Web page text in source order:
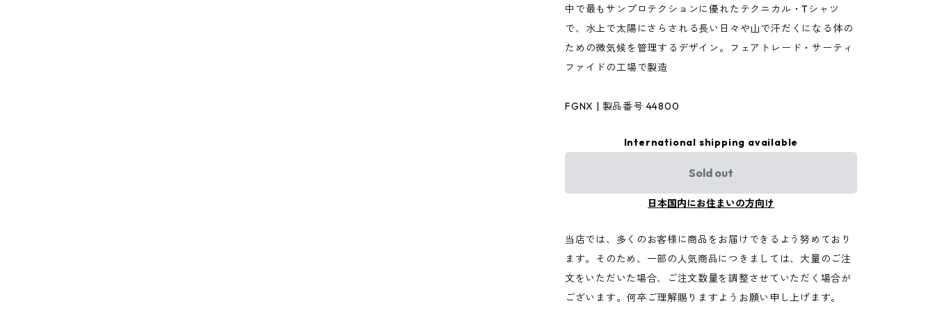
中で最もサンプロテクションに優れたテクニカル・Tシャツ
で、水上で太陽にさらされる長い日々や山で汗だくになる体の
ための微気候を管理するデザイン。フェアトレード・サーティ
ファイドの工場で製造
FGNX | 製品番号 44800
International shipping available
Sold out
日本国内にお住まいの方向け
当店では、多くのお客様に商品をお届けできるよう努めており
ます。そのため、一部の人気商品につきましては、大量のご注
文をいただいた場合、ご注文数量を調整させていただく場合が
ございます。何卒ご理解賜りますようお願い申し上げます。